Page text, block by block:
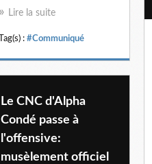
Lire la suite
Tag(s) : #Communiqué
Le CNC d'Alpha
Condé passe à
l'offensive:
musèlement officiel